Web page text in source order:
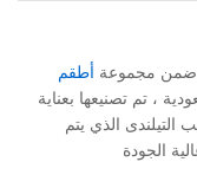
ضمن مجموعة أطقم
، تم تصنيعها بعناية
التيلندى الذي يتم
الجودة